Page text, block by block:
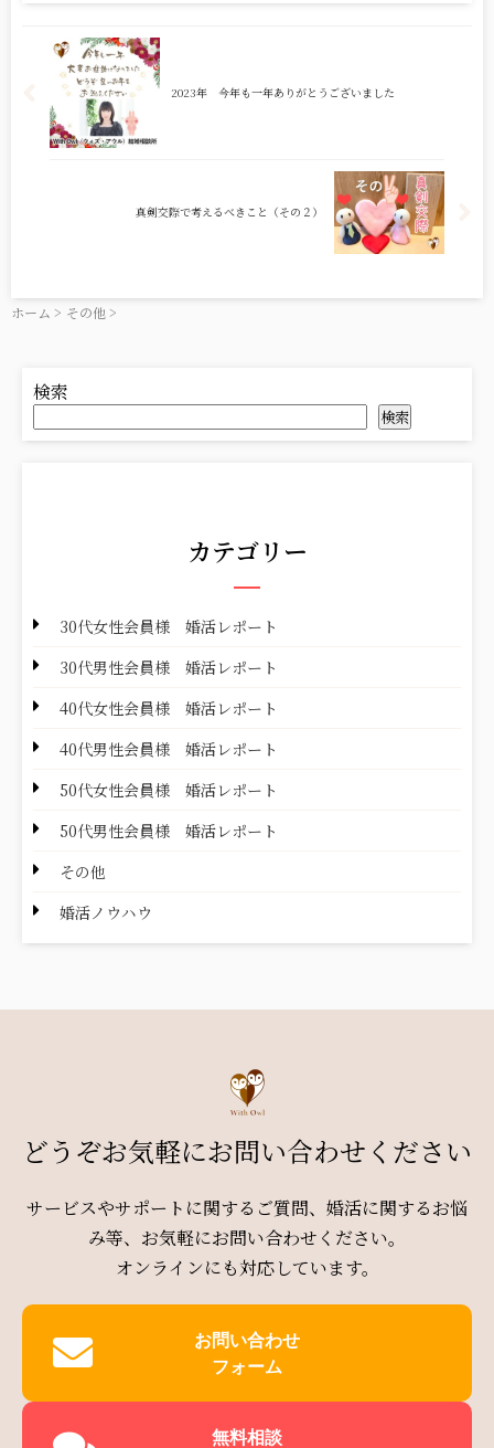
2023年 今年も一年ありがとうございました
真剣交際で考えるべきこと（その２）
ホーム > その他>
検索
検索
カテゴリー
30代女性会員様 婚活レポート
30代男性会員様 婚活レポート
40代女性会員様 婚活レポート
40代男性会員様 婚活レポート
50代女性会員様 婚活レポート
50代男性会員様 婚活レポート
その他
婚活ノウハウ
どうぞお気軽にお問い合わせください
サービスやサポートに関するご質問、婚活に関するお悩
み等、お気軽にお問い合わせください。
オンラインにも対応しています。
お問い合わせ
フォーム
無料相談